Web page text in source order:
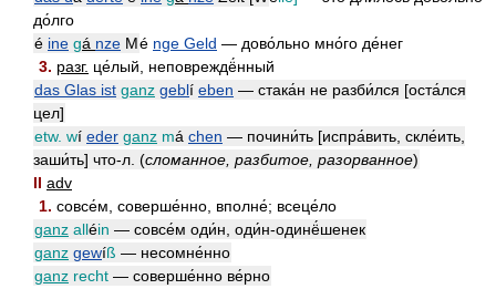
до́лго
é ine gá nze Mé nge Geld — дово́льно мно́го де́нег
3. разг. це́лый, неповреждё́нный
das Glas ist ganz geblí eben — стака́н не разби́лся [оста́лся
цел]
etw. wí eder ganz má chen — почини́ть [испра́вить, скле́ить,
заши́ть] что-л. (сломанное, разбитое, разорванное)
II adv
1. совсе́м, соверше́нно, вполне́; всеце́ло
ganz alléin — совсе́м оди́н, оди́н-одинё́шенек
ganz gewíß — несомне́нно
ganz recht — соверше́нно ве́рно